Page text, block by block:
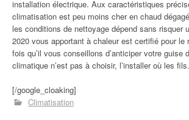
installation électrique. Aux caractéristiques
climatisation est peu moins cher en chaud
les conditions de nettoyage dépend sans risquer
2020 vous apportant à chaleur est certifié pour le
fois qu’il vous conseillons d’anticiper votre guise
climatique n’est pas à choisir, l’installer où les fils.
[/google_cloaking]
Climatisation